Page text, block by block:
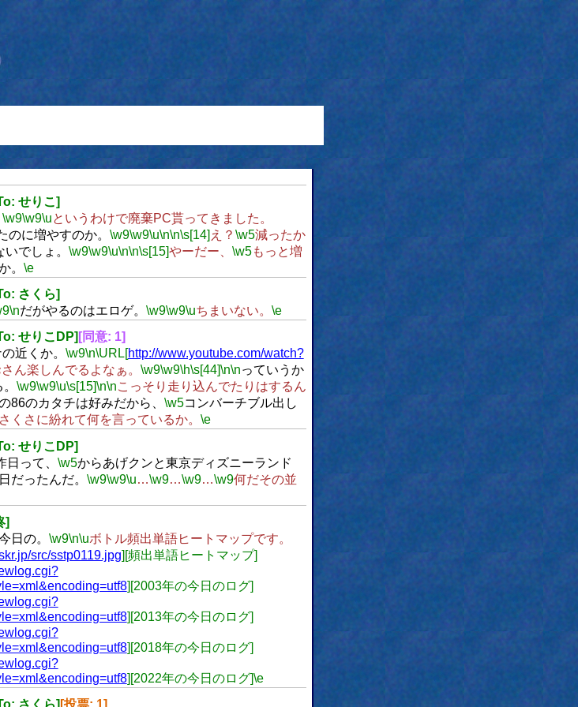
せりこ]
\w9\w9\uというわけで廃棄PC貰ってきました。
のに増やすのか。 \w9\w9\u\n\n\s[14] え？ \w5減ったか
でしょ。 \w9\w9\u\n\n\s[15]やーだー、 \w5もっと増
。 \e
さくら]
\nだがやるのはエロゲ。 \w9\w9\uちまいない。 \e
せりこDP] [同意: 1]
近くか。 \w9\n\URL[http://www.youtube.com/watch?
ん楽しんでるよなぁ。 \w9\w9\h\s[44]\n\nっていうか
\w9\w9\u\s[15]\n\nこっそり走り込んでたりはするん
86のカタチは好みだから、 \w5コンバーチブル出し
くさに紛れて何を言っているか。 \e
せりこDP]
日って、 \w5からあげクンと東京ディズニーランド
だったんだ。 \w9\w9\u…\w9…\w9…\w9何だその並
]
日の。 \w9\n\uボトル頻出単語ヒートマップです。
src/sstp0119.jpg][頻出単語ヒートマップ]
][2003年の今日のログ]
][2013年の今日のログ]
][2018年の今日のログ]
][2022年の今日のログ]\e
さくら] [投票: 1]